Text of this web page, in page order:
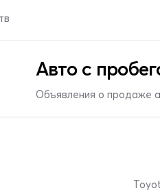
Авто с
Объявления о продаже